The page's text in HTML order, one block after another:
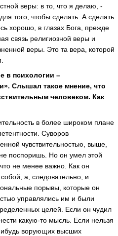
веры: в то, что я делаю, -
того, чтобы сделать. А сделать
хорошо, в глазах Бога, прежде
связь религиозной веры и
веры. Это та вера, которой
в психологии –
Слышал такое мнение, что
человеком. Как
в более широком плане
Суворов
чувствительностью, выше,
поспоришь. Но он умел этой
не менее важно. Как он
а, следовательно, и
порывы, которые он
управлялись им и были
целей. Если он чудил
какую-то мысль. Если нельзя
ворующих высших